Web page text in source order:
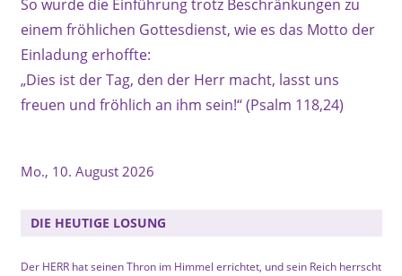
So wurde die Einführung trotz Beschränkungen zu
einem fröhlichen Gottesdienst, wie es das Motto der
Einladung erhoffte:
„Dies ist der Tag, den der Herr macht, lasst uns
freuen und fröhlich an ihm sein!“ (Psalm 118,24)
Mo., 10. August 2026
DIE HEUTIGE LOSUNG
Der HERR hat seinen Thron im Himmel errichtet, und sein Reich herrscht